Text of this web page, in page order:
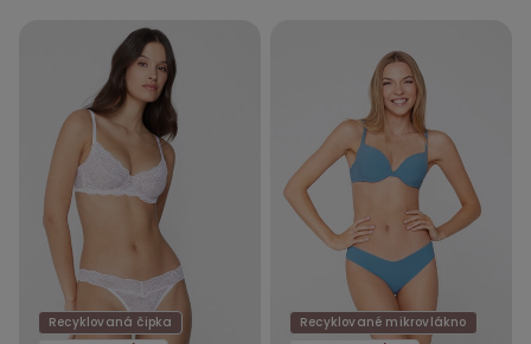
Recyklovaná čipka
Recyklované mikrovlákno